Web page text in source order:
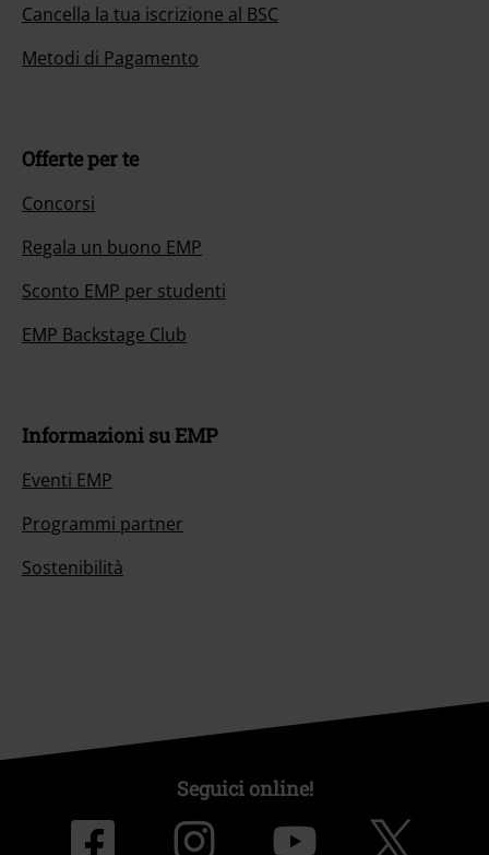
Cancella la tua iscrizione al BSC
Metodi di Pagamento
Offerte per te
Concorsi
Regala un buono EMP
Sconto EMP per studenti
EMP Backstage Club
Informazioni su EMP
Eventi EMP
Programmi partner
Sostenibilità
Seguici online!